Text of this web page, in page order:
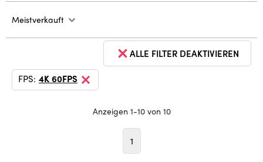
Meistverkauft
ALLE FILTER DEAKTIVIEREN
FPS: 4K 60FPS
Anzeigen 1-10 von 10
1